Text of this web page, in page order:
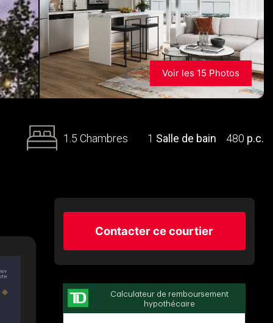
Voir les 15 Photos
1.5 Chambres 1 Salle de bain 480 p.c.
Contacter ce courtier